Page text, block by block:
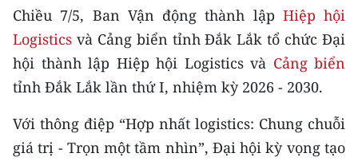
54 DÂN TỘC VIỆT NAM
CHƯƠNG TRÌNH OCOP - MỖI XÃ
MỘT SẢN PHẨM
RADIO
Chiều 7/5, Ban Vận động thành lập Hiệp hội
Logistics và Cảng biển tỉnh Đắk Lắk tổ chức Đại
hội thành lập Hiệp hội Logistics và Cảng biển
tỉnh Đắk Lắk lần thứ I, nhiệm kỳ 2026 - 2030.
Với thông điệp “Hợp nhất logistics: Chung chuỗi
giá trị - Trọn một tầm nhìn”, Đại hội kỳ vọng tạo